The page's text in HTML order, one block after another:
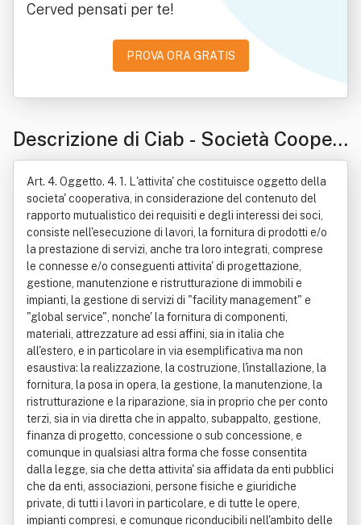
Cerved pensati per te!
PROVA ORA GRATIS
Descrizione di Ciab - Società Cooper
ativa Idrici Ed Affini In Breve Ciab So
c. Coop
Art. 4. Oggetto. 4. 1. L'attivita' che costituisce oggetto della
societa' cooperativa, in considerazione del contenuto del
rapporto mutualistico dei requisiti e degli interessi dei soci,
consiste nell'esecuzione di lavori, la fornitura di prodotti e/o
la prestazione di servizi, anche tra loro integrati, comprese
le connesse e/o conseguenti attivita' di progettazione,
gestione, manutenzione e ristrutturazione di immobili e
impianti, la gestione di servizi di "facility management" e
"global service", nonche' la fornitura di componenti,
materiali, attrezzature ad essi affini, sia in italia che
all'estero, e in particolare in via esemplificativa ma non
esaustiva: la realizzazione, la costruzione, l'installazione, la
fornitura, la posa in opera, la gestione, la manutenzione, la
ristrutturazione e la riparazione, sia in proprio che per conto
terzi, sia in via diretta che in appalto, subappalto, gestione,
finanza di progetto, concessione o sub concessione, e
comunque in qualsiasi altra forma che fosse consentita
dalla legge, sia che detta attivita' sia affidata da enti pubblici
che da enti, associazioni, persone fisiche e giuridiche
private, di tutti i lavori in particolare, e di tutte le opere,
impianti compresi, e comunque riconducibili nell'ambito delle